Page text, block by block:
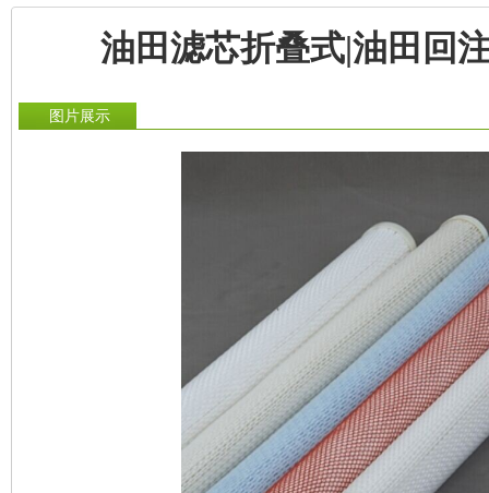
油田滤芯折叠式|油田回
图片展示